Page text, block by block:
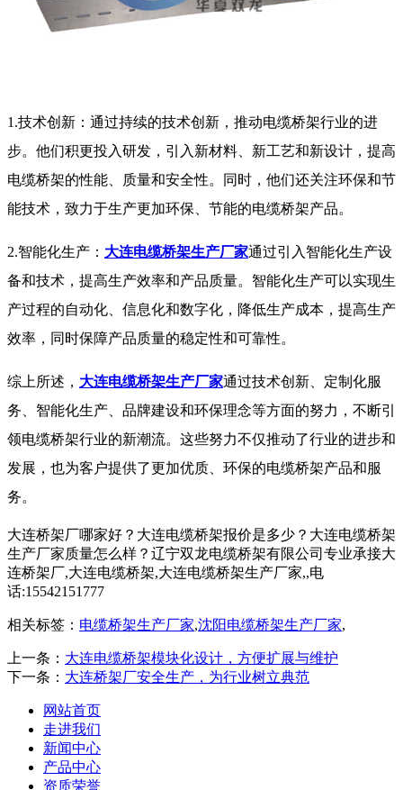
1.技术创新：通过持续的技术创新，推动电缆桥架行业的进
步。他们积更投入研发，引入新材料、新工艺和新设计，提高
电缆桥架的性能、质量和安全性。同时，他们还关注环保和节
能技术，致力于生产更加环保、节能的电缆桥架产品。
2.智能化生产： 大连电缆桥架生产厂家通过引入智能化生产设
备和技术，提高生产效率和产品质量。智能化生产可以实现生
产过程的自动化、信息化和数字化，降低生产成本，提高生产
效率，同时保障产品质量的稳定性和可靠性。
综上所述， 大连电缆桥架生产厂家通过技术创新、定制化服
务、智能化生产、品牌建设和环保理念等方面的努力，不断引
领电缆桥架行业的新潮流。这些努力不仅推动了行业的进步和
发展，也为客户提供了更加优质、环保的电缆桥架产品和服
务。
大连桥架厂哪家好？大连电缆桥架报价是多少？大连电缆桥架
生产厂家质量怎么样？辽宁双龙电缆桥架有限公司专业承接大
连桥架厂,大连电缆桥架,大连电缆桥架生产厂家,,电
话:15542151777
相关标签： 电缆桥架生产厂家,沈阳电缆桥架生产厂家,
上一条： 大连电缆桥架模块化设计，方便扩展与维护
下一条： 大连桥架厂安全生产，为行业树立典范
网站首页
走进我们
新闻中心
产品中心
资质荣誉